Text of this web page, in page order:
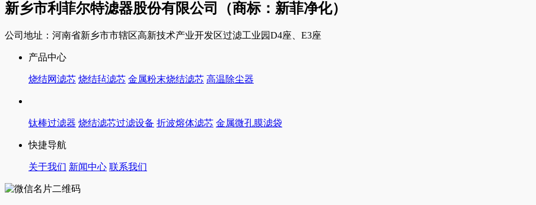
新乡市利菲尔特滤器股份有限公司（商标：新菲净化）
公司地址：河南省新乡市市辖区高新技术产业开发区过滤工业园D4座、E3座
产品中心
烧结网滤芯 烧结毡滤芯 金属粉末烧结滤芯 高温除尘器
钛棒过滤器 烧结滤芯过滤设备 折波熔体滤芯 金属微孔膜滤袋
快捷导航
关于我们 新闻中心 联系我们